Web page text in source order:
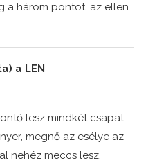
a három pontot, az ellen
a LEN
lesz mindkét csapat
megnő az esélye az
nehéz meccs lesz,